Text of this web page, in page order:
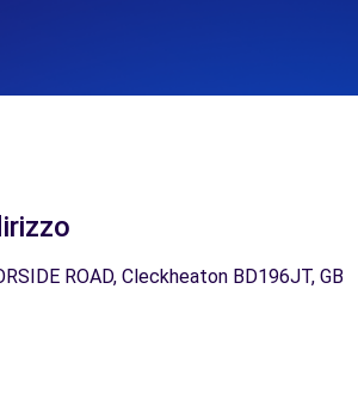
ROAD, Cleckheaton BD196JT, GB